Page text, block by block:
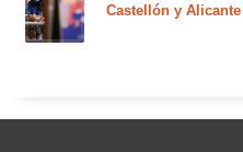
Castellón y